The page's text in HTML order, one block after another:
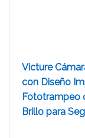
Victure
con Diseño
Fototrampeo
Brillo para